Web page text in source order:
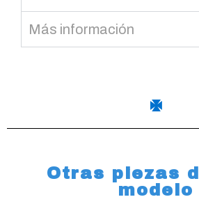
Más información
Otras piezas
modelo